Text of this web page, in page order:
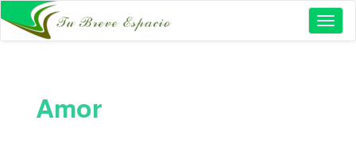
Amor